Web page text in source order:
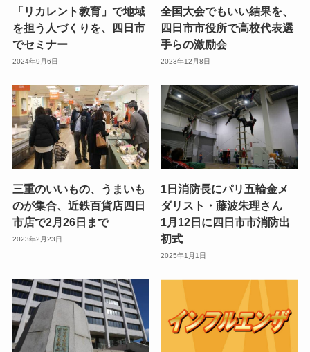
「リカレント教育」で地域
を担う人づくりを、四日市
でセミナー
2024年9月6日
全国大会でもいい結果を、
四日市市役所で高校代表選
手らの激励会
2023年12月8日
三重のいいもの、うまいも
のが集合、近鉄百貨店四日
市店で2月26日まで
2023年2月23日
1日消防長にパリ五輪金メ
ダリスト・藤波朱理さん
1月12日に四日市市消防出
初式
2025年1月1日